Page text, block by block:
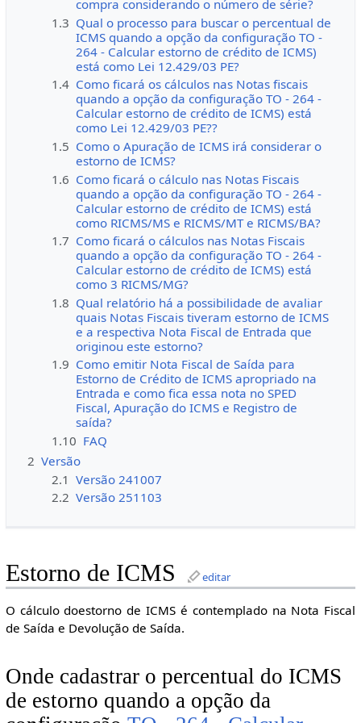
compra considerando o número de série?
1.3 Qual o processo para buscar o percentual de
ICMS quando a opção da configuração TO -
264 - Calcular estorno de crédito de ICMS)
está como Lei 12.429/03 PE?
1.4 Como ficará os cálculos nas Notas fiscais
quando a opção da configuração TO - 264 -
Calcular estorno de crédito de ICMS) está
como Lei 12.429/03 PE??
1.5 Como o Apuração de ICMS irá considerar o
estorno de ICMS?
1.6 Como ficará o cálculo nas Notas Fiscais
quando a opção da configuração TO - 264 -
Calcular estorno de crédito de ICMS) está
como RICMS/MS e RICMS/MT e RICMS/BA?
1.7 Como ficará o cálculos nas Notas Fiscais
quando a opção da configuração TO - 264 -
Calcular estorno de crédito de ICMS) está
como 3 RICMS/MG?
1.8 Qual relatório há a possibilidade de avaliar
quais Notas Fiscais tiveram estorno de ICMS
e a respectiva Nota Fiscal de Entrada que
originou este estorno?
1.9 Como emitir Nota Fiscal de Saída para
Estorno de Crédito de ICMS apropriado na
Entrada e como fica essa nota no SPED
Fiscal, Apuração do ICMS e Registro de
saída?
1.10 FAQ
2 Versão
2.1 Versão 241007
2.2 Versão 251103
Estorno de ICMS editar
O cálculo doestorno de ICMS é contemplado na Nota Fiscal
de Saída e Devolução de Saída.
Onde cadastrar o percentual do ICMS
de estorno quando a opção da